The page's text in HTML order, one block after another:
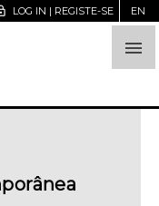

LOG IN | REGISTE-SE EN